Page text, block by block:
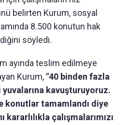
belirten Kurum, sosyal
8.500 konutun hak
söyledi.
ayında teslim edilmeye
Kurum, "40 binden fazla
yuvalarına kavuşturuyoruz.
konutlar tamamlandı diye
çalışmalarımızı